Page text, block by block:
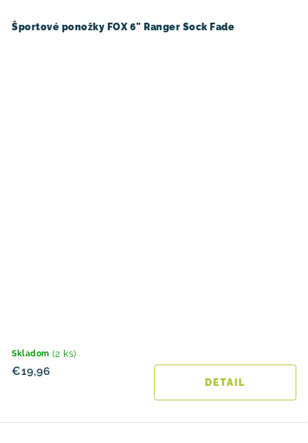
Športové ponožky FOX 6" Ranger Sock Fade
Skladom (2 ks)
€19,96
DETAIL